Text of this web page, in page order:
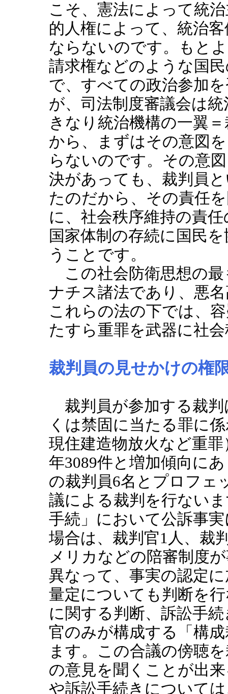
こそ、憲法によって統
的人権によって、統治
ならないのです。もと
請求権などのような国
で、すべての政治参加
が、司法制度審議会は
きなり統治機構の一翼
から、まずはその意図
らないのです。その意
決があっても、裁判員
たのだから、その責任
に、社会秩序維持の責
国家体制の存続に国民
うことです。
この社会防衛思想の最
ナチス諸法であり、悪
これらの法の下では、
たすら重罪を武器に社
裁判員の見せかけの権
裁判員が参加する裁判
くは禁固に当たる罪に
現住建造物放火など重
年3089件と増加傾向に
の裁判員6名とプロフェ
議による裁判を行ない
手続」において公訴事
場合は、裁判官1人、裁
メリカなどの陪審制度
異なって、事実の認定
量定についても判断を
に関する判断、訴訟手
官のみが構成する「構
ます。この合議の傍聴
の意見を聞くことが出
や訴訟手続きについて